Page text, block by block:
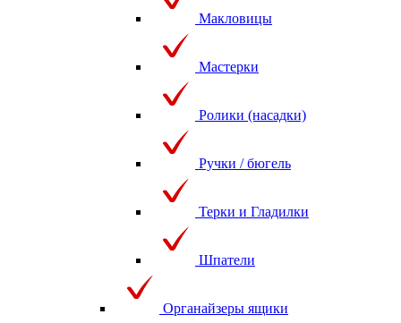
Макловицы
Мастерки
Ролики (насадки)
Ручки / бюгель
Терки и Гладилки
Шпатели
Органайзеры ящики